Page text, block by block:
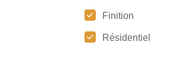
Finition
Résidentiel